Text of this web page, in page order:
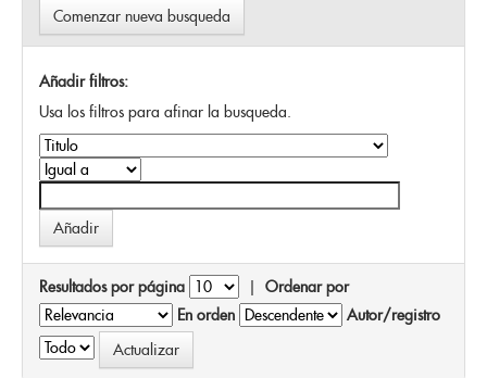
Comenzar nueva busqueda
Añadir filtros:
Usa los filtros para afinar la busqueda.
Resultados por página | Ordenar por
En orden
Autor/registro